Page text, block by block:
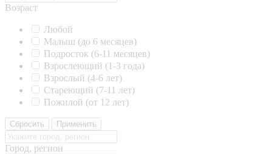
Возраст
Любой
Малыш (до 6 месяцев)
Подросток (6-11 месяцев)
Взрослеющий (1-3 года)
Взрослый (4-6 лет)
Стареющий (7-11 лет)
Пожилой (от 12 лет)
Сбросить Применить
Город, регион